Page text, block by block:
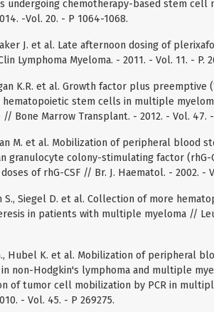
undergoing chemotherapy-based stem cell
-Vol. 20. - P 1064-1068.
J. et al. Late afternoon dosing of
Lymphoma Myeloma. - 2011. - Vol. 11. - P.
K.R. et al. Growth factor plus
stem cells in multiple
Bone Marrow Transplant. - 2012. - Vol. 47.
M. et al. Mobilization of peripheral blood
granulocyte colony-stimulating factor (rhG-
of rhG-CSF // Br. J. Haematol. - 2002. -
S., Siegel D. et al. Collection of more
in patients with multiple myeloma //
Hubel K. et al. Mobilization of peripheral
non-Hodgkin's lymphoma and multiple
of tumor cell mobilization by PCR in
- Vol. 45. - P 269275.